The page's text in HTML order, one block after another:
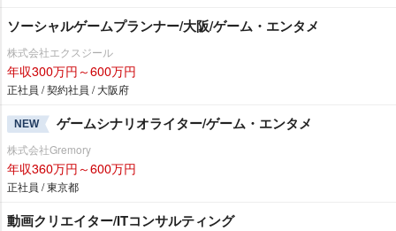
ソーシャルゲームプランナー/大阪/ゲーム・エンタメ
株式会社エクスジール
年収300万円～600万円
正社員 / 契約社員 / 大阪府
NEW ゲームシナリオライター/ゲーム・エンタメ
株式会社Gremory
年収360万円～600万円
正社員 / 東京都
動画クリエイター/ITコンサルティング